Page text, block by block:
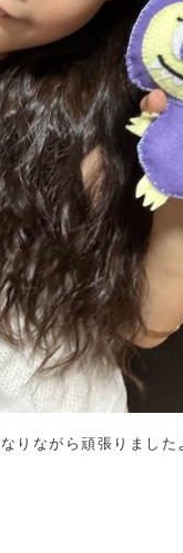
りながら頑張りまし